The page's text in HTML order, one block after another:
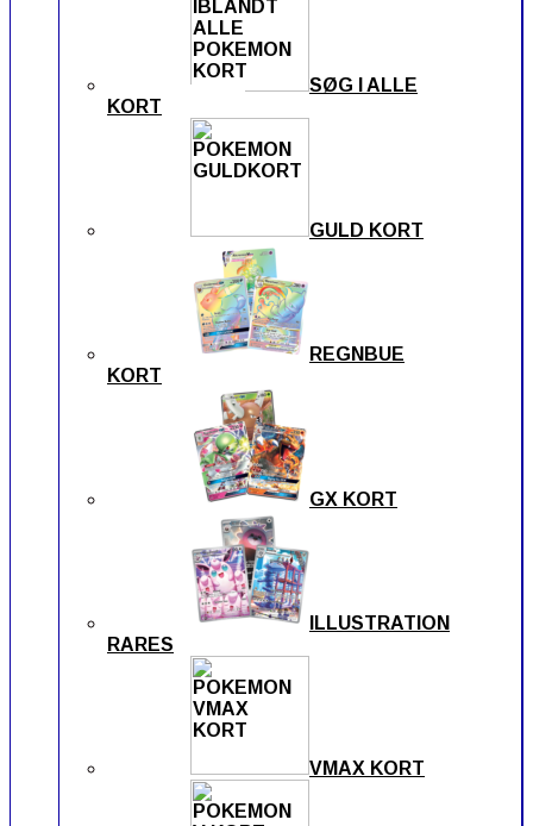
SØG I ALLE
KORT
GULD KORT
REGNBUE
KORT
GX KORT
ILLUSTRATION
RARES
VMAX KORT